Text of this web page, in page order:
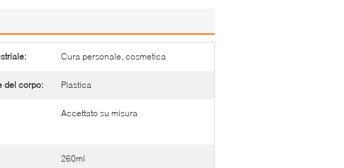
Cura personale, cosmetica
del corpo: Plastica
Accettato su misura
260ml